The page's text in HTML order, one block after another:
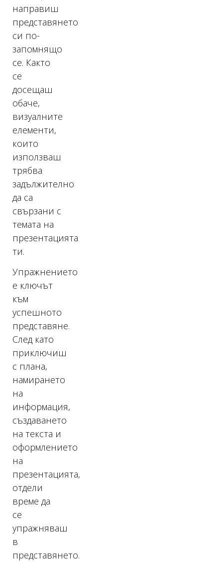
направиш
представянето
си по-
запомнящо
се. Както
се
досещаш
обаче,
визуалните
елементи,
които
използваш
трябва
задължително
да са
свързани с
темата на
презентацията
ти.
Упражнението
е ключът
към
успешното
представяне.
След като
приключиш
с плана,
намирането
на
информация,
създаването
на текста и
оформлението
на
презентацията,
отдели
време да
се
упражняваш
в
представянето.